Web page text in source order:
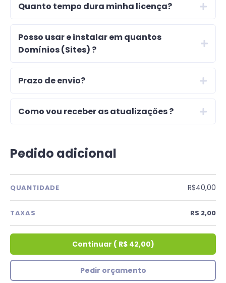
Quanto tempo dura minha licença?
Posso usar e instalar em quantos
Domínios (Sites) ?
Prazo de envio?
Como vou receber as atualizações ?
Pedido adicional
QUANTIDADE R$40,00
TAXAS R$ 2,00
Continuar ( R$ 42,00)
Pedir orçamento